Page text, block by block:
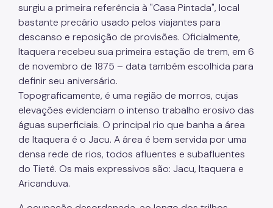
surgiu a primeira referência à "Casa Pintada", local
bastante precário usado pelos viajantes para
descanso e reposição de provisões. Oficialmente,
Itaquera recebeu sua primeira estação de trem, em 6
de novembro de 1875 – data também escolhida para
definir seu aniversário.
Topograficamente, é uma região de morros, cujas
elevações evidenciam o intenso trabalho erosivo das
águas superficiais. O principal rio que banha a área
de Itaquera é o Jacu. A área é bem servida por uma
densa rede de rios, todos afluentes e subafluentes
do Tietê. Os mais expressivos são: Jacu, Itaquera e
Aricanduva.